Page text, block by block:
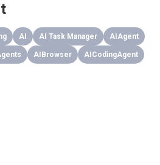
AI AI Task Manager AIAgent
AIBrowser AICodingAgent